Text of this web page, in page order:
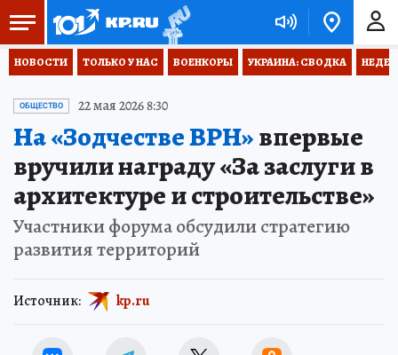
НОВОСТИ ТОЛЬКО У НАС ВОЕНКОРЫ УКРАИНА: СВОДКА
ОБЩЕСТВО 22 мая 2026 8:30
На «Зодчестве ВРН»впервые
вручили награду «За заслуги в
архитектуре и строительстве»
Участники форума обсудили стратегию
развития территорий
Источник: kp.ru